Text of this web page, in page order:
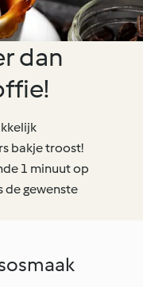
dan
bakje troost!
1 minuut op
de gewenste